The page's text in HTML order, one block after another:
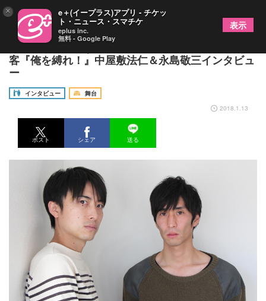
劇団史上最も恥ずかしい“黒歴史”が復活！ 柿喰う
客『俺を縛れ！』中屋敷法仁＆永島敬三インタビュ
ー
インタビュー
舞台
2018.1.13
ポスト シェア 送る
× e＋(イープラス)アプリ - チケッ
ト・ニュース・スマチケ
eplus inc.
無料 - Google Play
表示